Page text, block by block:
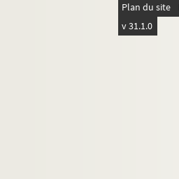
Plan du site
v 31.1.0